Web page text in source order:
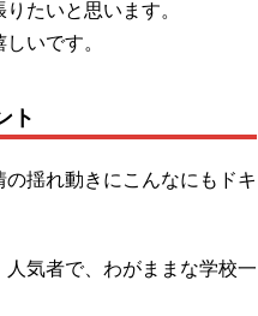
たいと思います。
いです。
ト
揺れ動きにこんなにもドキ
気者で、わがままな学校一